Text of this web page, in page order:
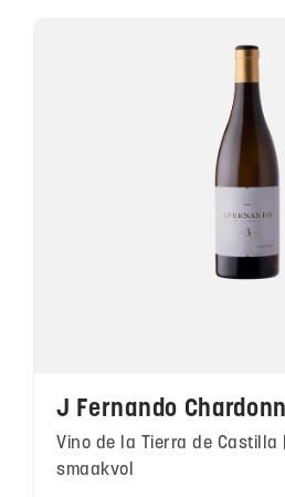
J Fernando
Vino de la Tierra de Castilla | Wit | Krachtig
smaakvol